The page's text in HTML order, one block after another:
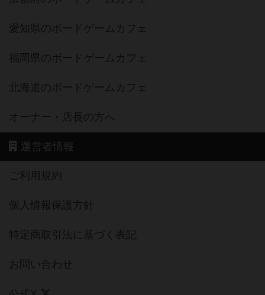
愛知県のボードゲームカフェ
福岡県のボードゲームカフェ
北海道のボードゲームカフェ
オーナー・店長の方へ
運営者情報
ご利用規約
個人情報保護方針
特定商取引法に基づく表記
お問い合わせ